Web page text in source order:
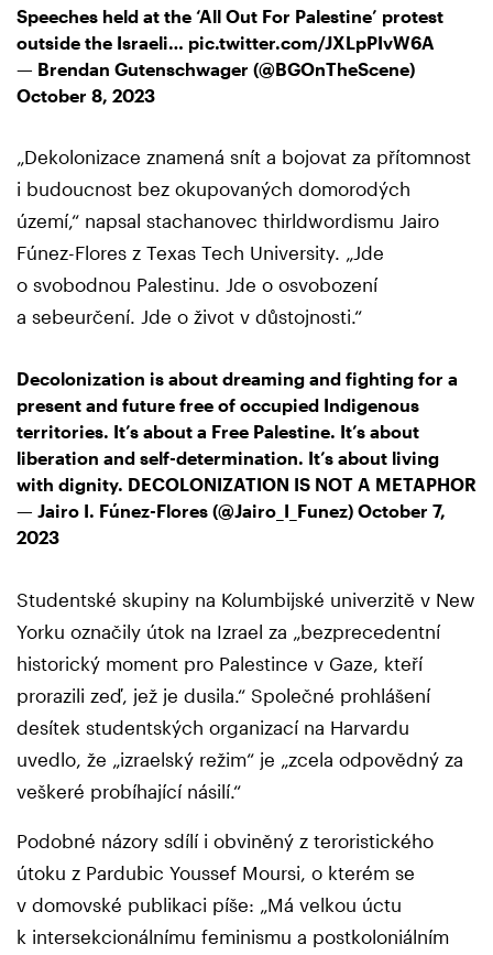
Speeches held at the ‘All Out For Palestine’ protest
outside the Israeli… pic.twitter.com/JXLpPIvW6A
— Brendan Gutenschwager (@BGOnTheScene)
October 8, 2023
„Dekolonizace znamená snít a bojovat za přítomnost
i budoucnost bez okupovaných domorodých
území,“ napsal stachanovec thirldwordismu Jairo
Fúnez-Flores z Texas Tech University. „Jde
o svobodnou Palestinu. Jde o osvobození
a sebeurčení. Jde o život v důstojnosti.“
Decolonization is about dreaming and fighting for a
present and future free of occupied Indigenous
territories. It’s about a Free Palestine. It’s about
liberation and self-determination. It’s about living
with dignity. DECOLONIZATION IS NOT A METAPHOR
— Jairo I. Fúnez-Flores (@Jairo_I_Funez) October 7,
2023
Studentské skupiny na Kolumbijské univerzitě v New
Yorku označily útok na Izrael za „bezprecedentní
historický moment pro Palestince v Gaze, kteří
prorazili zeď, jež je dusila.“ Společné prohlášení
desítek studentských organizací na Harvardu
uvedlo, že „izraelský režim“ je „zcela odpovědný za
veškeré probíhající násilí.“
Podobné názory sdílí i obviněný z teroristického
útoku z Pardubic Youssef Moursi, o kterém se
v domovské publikaci píše: „Má velkou úctu
k intersekcionálnímu feminismu a postkoloniálním